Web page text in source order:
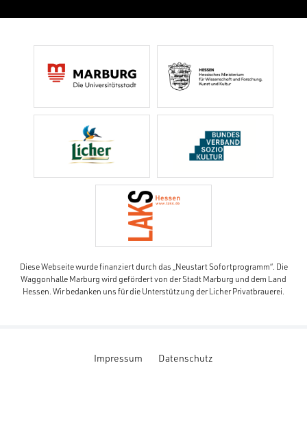
Diese Webseite wurde finanziert durch das „Neustart Sofortprogramm“. Die
Waggonhalle Marburg wird gefördert von der Stadt Marburg und dem Land
Hessen. Wir bedanken uns für die Unterstützung der Licher Privatbrauerei.
Impressum Datenschutz